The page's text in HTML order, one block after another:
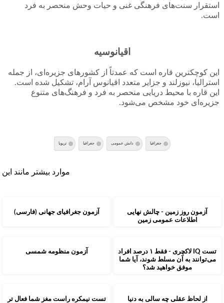
استقرار سنت‌های فرهنگی غنی و حیات وحش منحصر به فرد
است.
اقیانوسیه
این کوچکترین قاره است که عمدتاً از کشورهای جزیره‌ای، از جمله
استرالیا، نیوزلند و جزایر متعدد اقیانوس آرام، تشکیل شده است.
این قاره با محیط دریایی منحصر به فرد و فرهنگ‌های متنوع
جزیره‌ای خود مشخص می‌شود.
جغرافیا دانش عمومی جغرافیا تریویا
موارد بیشتر مانند این
آزمون روز زمین - چالش نهایی
اطلاعات عمومی زمین
آزمون جغرافیای جهانی (فارسی)
تست IQ لاکچری - فقط ۱ درصد افراد
می‌توانند به آن مسلط شوند، آیا شما
موفق خواهید شد؟
آزمون منظومه شمسی
از لحاظ عقلی چه سالی به دنیا
تست نیمکره راست مغز شما فعال تر